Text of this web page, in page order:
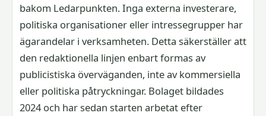
bakom Ledarpunkten. Inga externa investerare,
politiska organisationer eller intressegrupper har
ägarandelar i verksamheten. Detta säkerställer att
den redaktionella linjen enbart formas av
publicistiska överväganden, inte av kommersiella
eller politiska påtryckningar. Bolaget bildades
2024 och har sedan starten arbetat efter